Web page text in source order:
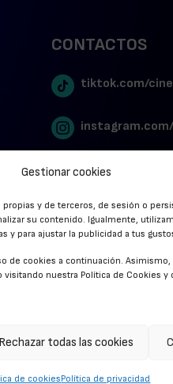
Gestionar cookies
y de terceros, de sesión o
su contenido. Igualmente,
y para ajustar la publicidad a tus
de cookies a continuación.
nuestra Política de Cookies y
Rechazar todas las cookies
de cookiesPolítica de privacidad
CONTACTOS
tiktok.com/
twitter.com/
Youtube Canal